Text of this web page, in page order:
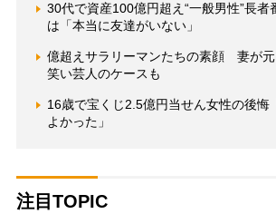
30代で資産100億円超え“一般男性”長
は「本当に友達がいない」
億超えサラリーマンたちの素顔 妻が
笑い芸人のケースも
16歳で宝くじ2.5億円当せん女性の後悔
よかった」
注目TOPIC